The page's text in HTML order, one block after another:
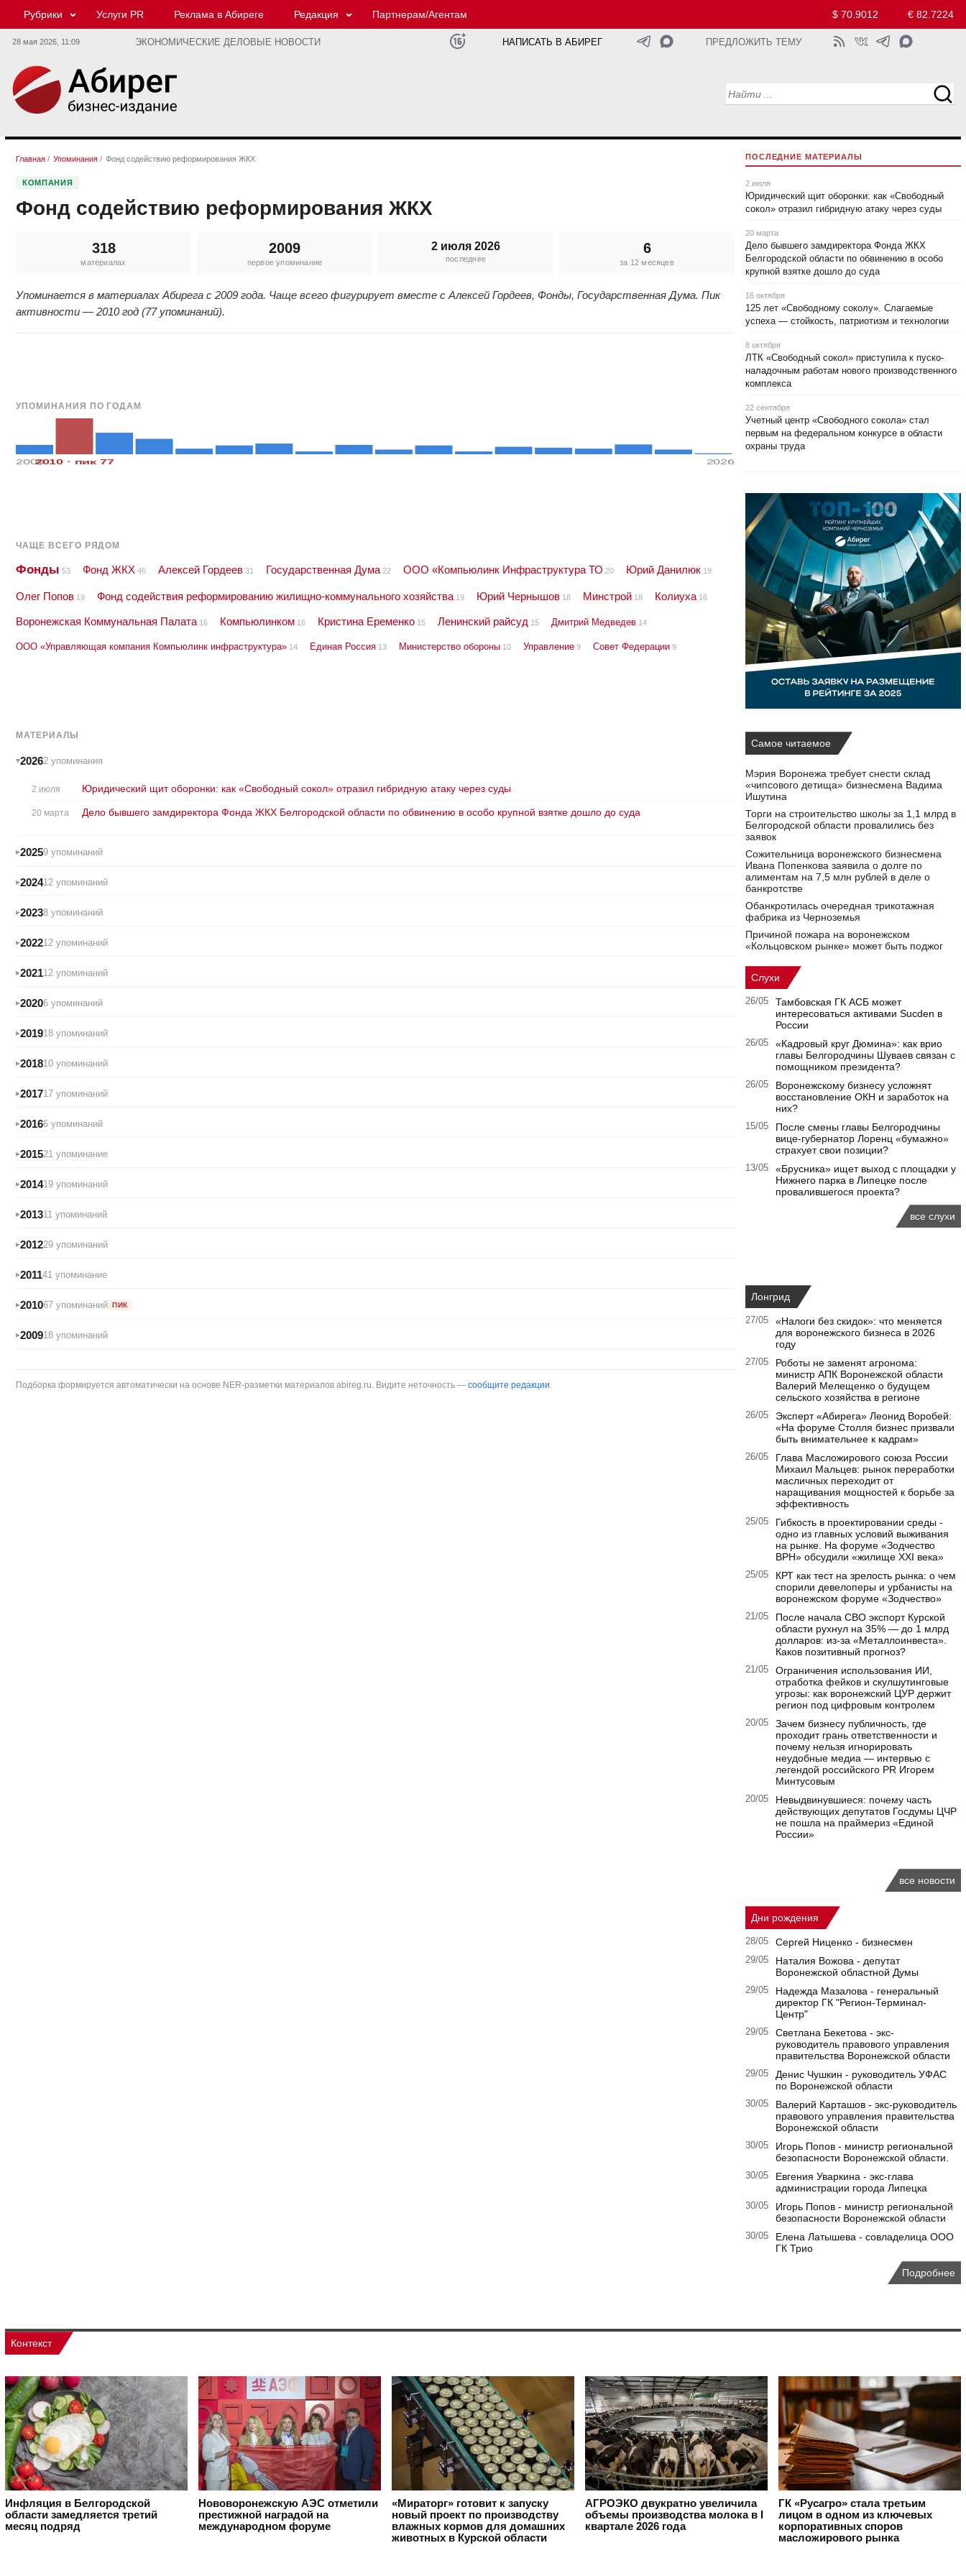
Рубрики Услуги PR Реклама в Абиреге Редакция Партнерам/Агентам $ 70.9012 € 82.7224
28 мая 2026, 11:09 ЭКОНОМИЧЕСКИЕ ДЕЛОВЫЕ НОВОСТИ НАПИСАТЬ В АБИРЕГ ПРЕДЛОЖИТЬ ТЕМУ
Главная / Упоминания / Фонд содействию реформирования ЖКХ
КОМПАНИЯ
Фонд содействию реформирования ЖКХ
318
материалах
2009
первое упоминание
2 июля 2026
последнее
6
за 12 месяцев
Упоминается в материалах Абирега с 2009 года. Чаще всего фигурирует вместе с Алексей Гордеев, Фонды, Государственная Дума. Пик
активности — 2010 год (77 упоминаний).
УПОМИНАНИЯ ПО ГОДАМ
20092010 · пик 77 2026
ЧАЩЕ ВСЕГО РЯДОМ
Фонды 53 Фонд ЖКХ 46 Алексей Гордеев 31 Государственная Дума 22 ООО «Компьюлинк Инфраструктура ТО 20 Юрий Данилюк 19
Олег Попов 19 Фонд содействия реформированию жилищно-коммунального хозяйства 19 Юрий Чернышов 18 Минстрой 18 Колиуха 16
Воронежская Коммунальная Палата 16 Компьюлинком 16 Кристина Еременко 15 Ленинский райсуд 15 Дмитрий Медведев 14
ООО «Управляющая компания Компьюлинк инфраструктура» 14 Единая Россия 13 Министерство обороны 10 Управление 9 Совет Федерации 9
МАТЕРИАЛЫ
20262 упоминания
2 июля Юридический щит оборонки: как «Свободный сокол» отразил гибридную атаку через суды
20 марта Дело бывшего замдиректора Фонда ЖКХ Белгородской области по обвинению в особо крупной взятке дошло до суда
20259 упоминаний
202412 упоминаний
20238 упоминаний
202212 упоминаний
202112 упоминаний
20206 упоминаний
201918 упоминаний
201810 упоминаний
201717 упоминаний
20166 упоминаний
201521 упоминание
201419 упоминаний
201311 упоминаний
201229 упоминаний
201141 упоминание
201067 упоминаний ПИК
200918 упоминаний
Подборка формируется автоматически на основе NER-разметки материалов abireg.ru. Видите неточность — сообщите редакции.
ПОСЛЕДНИЕ МАТЕРИАЛЫ
2 июля
Юридический щит оборонки: как «Свободный
сокол» отразил гибридную атаку через суды
20 марта
Дело бывшего замдиректора Фонда ЖКХ
Белгородской области по обвинению в особо
крупной взятке дошло до суда
16 октября
125 лет «Свободному соколу». Слагаемые
успеха — стойкость, патриотизм и технологии
8 октября
ЛТК «Свободный сокол» приступила к пуско-
наладочным работам нового производственного
комплекса
22 сентября
Учетный центр «Свободного сокола» стал
первым на федеральном конкурсе в области
охраны труда
Самое читаемое
Мэрия Воронежа требует снести склад
«чипсового детища» бизнесмена Вадима
Ишутина
Торги на строительство школы за 1,1 млрд в
Белгородской области провалились без
заявок
Сожительница воронежского бизнесмена
Ивана Попенкова заявила о долге по
алиментам на 7,5 млн рублей в деле о
банкротстве
Обанкротилась очередная трикотажная
фабрика из Черноземья
Причиной пожара на воронежском
«Кольцовском рынке» может быть поджог
Слухи
26/05
Тамбовская ГК АСБ может
интересоваться активами Sucden в
России
26/05
«Кадровый круг Дюмина»: как врио
главы Белгородчины Шуваев связан с
помощником президента?
26/05
Воронежскому бизнесу усложнят
восстановление ОКН и заработок на
них?
15/05
После смены главы Белгородчины
вице-губернатор Лоренц «бумажно»
страхует свои позиции?
13/05
«Брусника» ищет выход с площадки у
Нижнего парка в Липецке после
провалившегося проекта?
все слухи
Лонгрид
27/05
«Налоги без скидок»: что меняется
для воронежского бизнеса в 2026
году
27/05
Роботы не заменят агронома:
министр АПК Воронежской области
Валерий Мелещенко о будущем
сельского хозяйства в регионе
26/05
Эксперт «Абирега» Леонид Воробей:
«На форуме Столля бизнес призвали
быть внимательнее к кадрам»
26/05
Глава Масложирового союза России
Михаил Мальцев: рынок переработки
масличных переходит от
наращивания мощностей к борьбе за
эффективность
25/05
Гибкость в проектировании среды -
одно из главных условий выживания
на рынке. На форуме «Зодчество
ВРН» обсудили «жилище XXI века»
25/05
КРТ как тест на зрелость рынка: о чем
спорили девелоперы и урбанисты на
воронежском форуме «Зодчество»
21/05
После начала СВО экспорт Курской
области рухнул на 35% — до 1 млрд
долларов: из-за «Металлоинвеста».
Каков позитивный прогноз?
21/05
Ограничения использования ИИ,
отработка фейков и скулшутинговые
угрозы: как воронежский ЦУР держит
регион под цифровым контролем
20/05
Зачем бизнесу публичность, где
проходит грань ответственности и
почему нельзя игнорировать
неудобные медиа — интервью с
легендой российского PR Игорем
Минтусовым
20/05
Невыдвинувшиеся: почему часть
действующих депутатов Госдумы ЦЧР
не пошла на праймериз «Единой
России»
все новости
Дни рождения
28/05 Сергей Ниценко - бизнесмен
29/05
Наталия Вожова - депутат
Воронежской областной Думы
29/05
Надежда Мазалова - генеральный
директор ГК "Регион-Терминал-
Центр"
29/05
Светлана Бекетова - экс-
руководитель правового управления
правительства Воронежской области
29/05
Денис Чушкин - руководитель УФАС
по Воронежской области
30/05
Валерий Карташов - экс-руководитель
правового управления правительства
Воронежской области
30/05
Игорь Попов - министр региональной
безопасности Воронежской области.
30/05
Евгения Уваркина - экс-глава
администрации города Липецка
30/05
Игорь Попов - министр региональной
безопасности Воронежской области
30/05
Елена Латышева - совладелица ООО
ГК Трио
Подробнее
Контекст
Инфляция в Белгородской
области замедляется третий
месяц подряд
Нововоронежскую АЭС отметили
престижной наградой на
международном форуме
«Мираторг» готовит к запуску
новый проект по производству
влажных кормов для домашних
животных в Курской области
АГРОЭКО двукратно увеличила
объемы производства молока в I
квартале 2026 года
ГК «Русагро» стала третьим
лицом в одном из ключевых
корпоративных споров
масложирового рынка